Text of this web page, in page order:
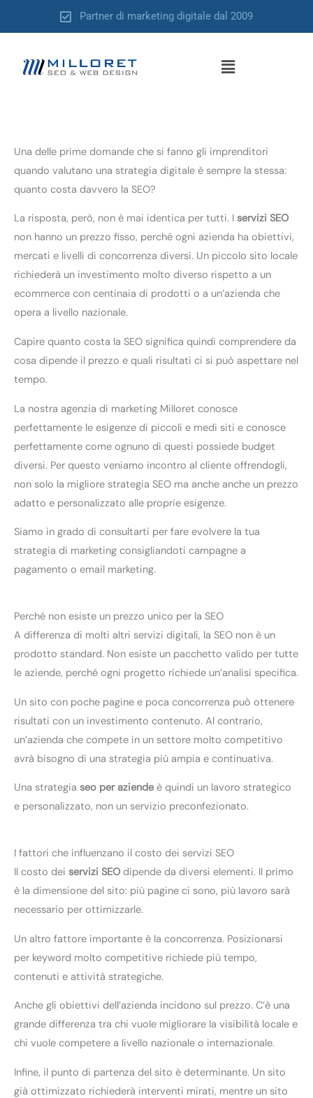
Partner di marketing digitale dal 2009
Menu
Una delle prime domande che si fanno gli imprenditori
quando valutano una strategia digitale è sempre la stessa:
quanto costa davvero la SEO?
La risposta, però, non è mai identica per tutti. I servizi SEO
non hanno un prezzo fisso, perché ogni azienda ha obiettivi,
mercati e livelli di concorrenza diversi. Un piccolo sito locale
richiederà un investimento molto diverso rispetto a un
ecommerce con centinaia di prodotti o a un’azienda che
opera a livello nazionale.
Capire quanto costa la SEO significa quindi comprendere da
cosa dipende il prezzo e quali risultati ci si può aspettare nel
tempo.
La nostra agenzia di marketing Milloret conosce
perfettamente le esigenze di piccoli e medi siti e conosce
perfettamente come ognuno di questi possiede budget
diversi. Per questo veniamo incontro al cliente offrendogli,
non solo la migliore strategia SEO ma anche anche un prezzo
adatto e personalizzato alle proprie esigenze.
Siamo in grado di consultarti per fare evolvere la tua
strategia di marketing consigliandoti campagne a
pagamento o email marketing.
Perché non esiste un prezzo unico per la SEO
A differenza di molti altri servizi digitali, la SEO non è un
prodotto standard. Non esiste un pacchetto valido per tutte
le aziende, perché ogni progetto richiede un’analisi specifica.
Un sito con poche pagine e poca concorrenza può ottenere
risultati con un investimento contenuto. Al contrario,
un’azienda che compete in un settore molto competitivo
avrà bisogno di una strategia più ampia e continuativa.
Una strategia seo per aziendeè quindi un lavoro strategico
e personalizzato, non un servizio preconfezionato.
I fattori che influenzano il costo dei servizi SEO
Il costo dei servizi SEO dipende da diversi elementi. Il primo
è la dimensione del sito: più pagine ci sono, più lavoro sarà
necessario per ottimizzarle.
Un altro fattore importante è la concorrenza. Posizionarsi
per keyword molto competitive richiede più tempo,
contenuti e attività strategiche.
Anche gli obiettivi dell’azienda incidono sul prezzo. C’è una
grande differenza tra chi vuole migliorare la visibilità locale e
chi vuole competere a livello nazionale o internazionale.
Infine, il punto di partenza del sito è determinante. Un sito
già ottimizzato richiederà interventi mirati, mentre un sito